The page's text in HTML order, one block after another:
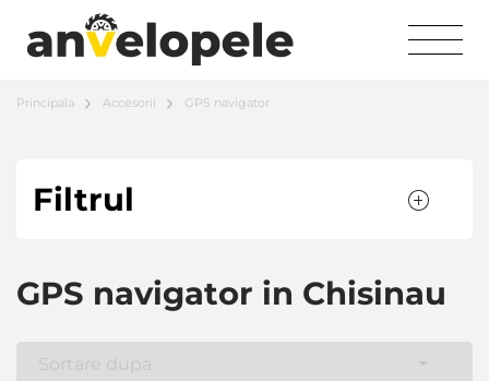
Principala Accesorii GPS navigator
GPS navigator in Chisinau
Filtrul